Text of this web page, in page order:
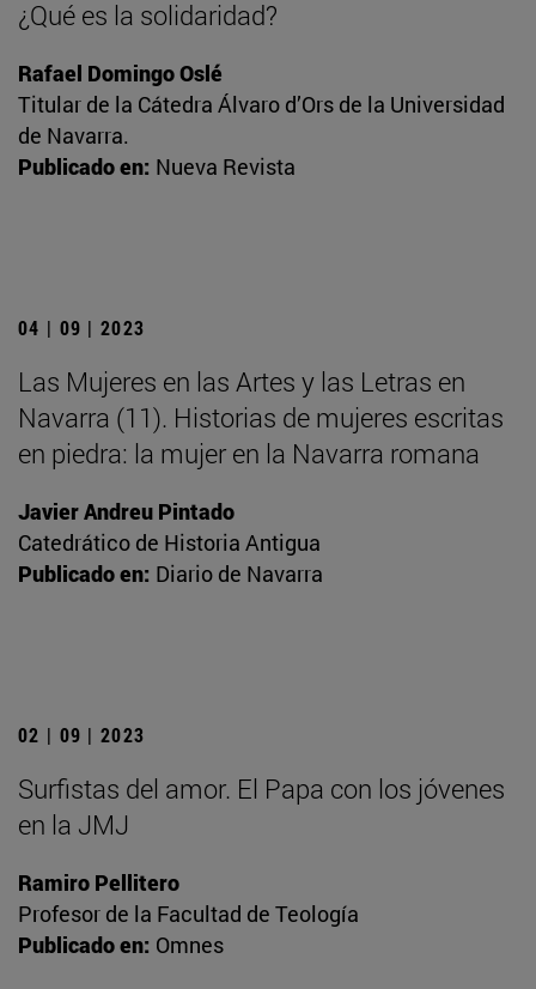
¿Qué es la solidaridad?
Rafael Domingo Oslé
Titular de la Cátedra Álvaro d’Ors de la Universidad
de Navarra.
Publicado en: Nueva Revista
04 | 09 | 2023
Las Mujeres en las Artes y las Letras en
Navarra (11). Historias de mujeres escritas
en piedra: la mujer en la Navarra romana
Javier Andreu Pintado
Catedrático de Historia Antigua
Publicado en: Diario de Navarra
02 | 09 | 2023
Surfistas del amor. El Papa con los jóvenes
en la JMJ
Ramiro Pellitero
Profesor de la Facultad de Teología
Publicado en: Omnes